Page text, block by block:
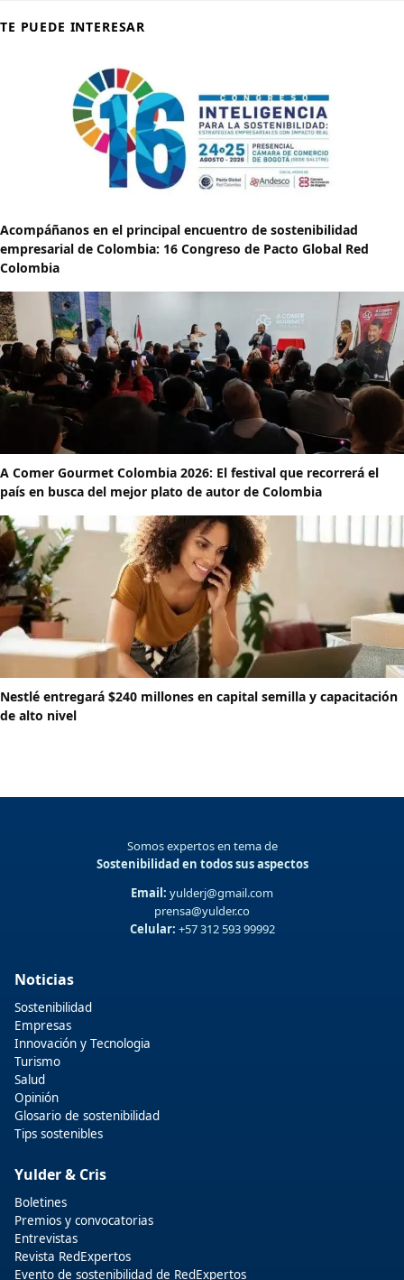
TE PUEDE INTERESAR
Acompáñanos en el principal encuentro de sostenibilidad
empresarial de Colombia: 16 Congreso de Pacto Global Red
Colombia
A Comer Gourmet Colombia 2026: El festival que recorrerá el
país en busca del mejor plato de autor de Colombia
Nestlé entregará $240 millones en capital semilla y capacitación
de alto nivel
Somos expertos en tema de
Sostenibilidad en todos sus aspectos
Email: yulderj@gmail.com
prensa@yulder.co
Celular: +57 312 593 99992
Noticias
Sostenibilidad
Empresas
Innovación y Tecnologia
Turismo
Salud
Opinión
Glosario de sostenibilidad
Tips sostenibles
Yulder & Cris
Boletines
Premios y convocatorias
Entrevistas
Revista RedExpertos
Evento de sostenibilidad de RedExpertos